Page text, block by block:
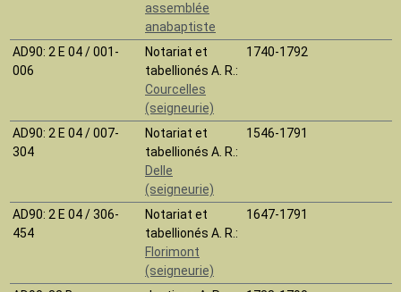
assemblée
anabaptiste
AD90: 2 E 04 / 001-
006
Notariat et
tabellionés A. R.:
Courcelles
(seigneurie)
1740-1792
AD90: 2 E 04 / 007-
304
Notariat et
tabellionés A. R.:
Delle
(seigneurie)
1546-1791
AD90: 2 E 04 / 306-
454
Notariat et
tabellionés A. R.:
Florimont
(seigneurie)
1647-1791